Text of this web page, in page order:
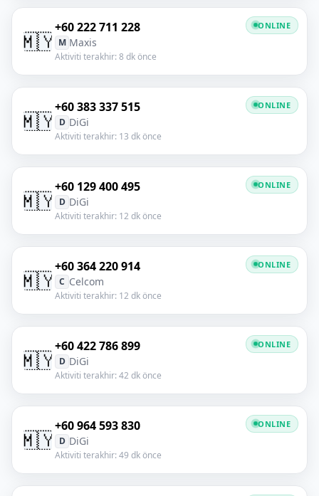
🇲🇾
+60 222 711 228
M Maxis
Aktiviti terakhir: 8 dk önce
ONLINE
🇲🇾
+60 383 337 515
D DiGi
Aktiviti terakhir: 13 dk önce
ONLINE
🇲🇾
+60 129 400 495
D DiGi
Aktiviti terakhir: 12 dk önce
ONLINE
🇲🇾
+60 364 220 914
C Celcom
Aktiviti terakhir: 12 dk önce
ONLINE
🇲🇾
+60 422 786 899
D DiGi
Aktiviti terakhir: 42 dk önce
ONLINE
🇲🇾
+60 964 593 830
D DiGi
Aktiviti terakhir: 49 dk önce
ONLINE